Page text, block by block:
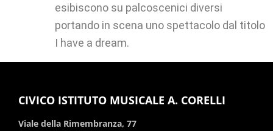
esibiscono su palcoscenici diversi
portando in scena uno spettacolo dal titolo
I have a dream.
CIVICO ISTITUTO MUSICALE A. CORELLI
Viale della Rimembranza, 77